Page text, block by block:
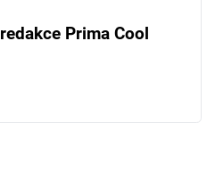
redakce Prima Cool